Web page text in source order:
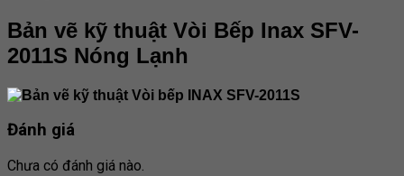
Bản vẽ kỹ thuật Vòi Bếp Inax SFV-
2011S Nóng Lạnh
Đánh giá
Chưa có đánh giá nào.